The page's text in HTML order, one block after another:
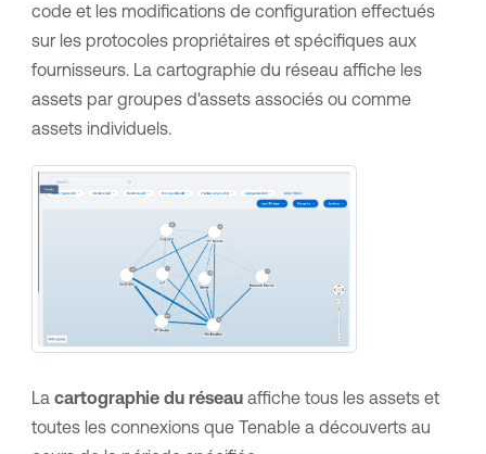
code et les modifications de configuration effectués
sur les protocoles propriétaires et spécifiques aux
fournisseurs. La cartographie du réseau affiche les
assets par groupes d'assets associés ou comme
assets individuels.
La cartographie du réseauaffiche tous les assets et
toutes les connexions que Tenablea découverts au